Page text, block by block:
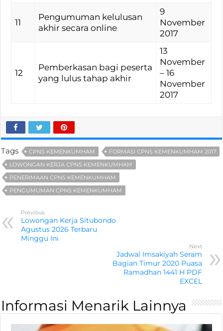
11
Pengumuman kelulusan
akhir secara online
9
November
2017
12
Pemberkasan bagi peserta
yang lulus tahap akhir
13
November
– 16
November
2017
Tags CPNS KEMENKUMHAM
FORMASI CPNS KEMENKUMHAM 2017
LOWONGAN KERJA CPNS KEMENKUMHAM
PENERIMAAN CPNS KEMENKUMHAM
PENGUMUMAN CPNS KEMENKUMHAM
Previous
Lowongan Kerja Situbondo
Agustus 2026 Terbaru
Minggu Ini
Next
Jadwal Imsakiyah Seram
Bagian Timur 2020 Puasa
Ramadhan 1441 H PDF
EXCEL
Informasi Menarik Lainnya